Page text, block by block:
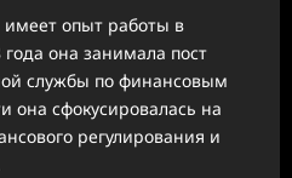
опыт работы в
она занимала пост
службы по финансовым
она сфокусировалась на
регулирования и